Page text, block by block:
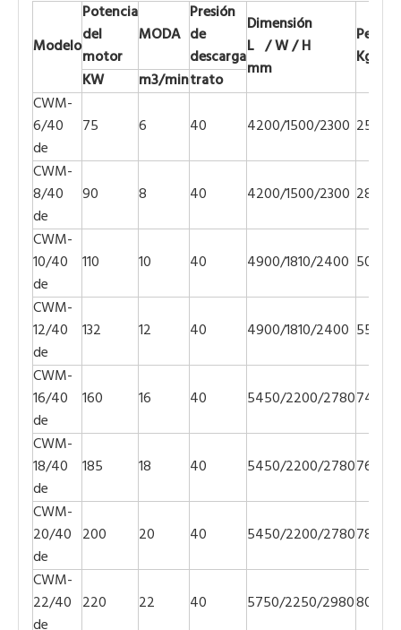
Modelo
Potencia
del
motor
MODA
Presión
de
descarga
Dimensión
L / W / H
mm
Peso
Kg
KW
m3/mintrato
CWM-
6/40
de
75 6 40 4200/1500/2300 2500
CWM-
8/40
de
90 8 40 4200/1500/2300 2800
CWM-
10/40
de
110 10 40 4900/1810/2400 5000
CWM-
12/40
de
132 12 40 4900/1810/2400 5500
CWM-
16/40
de
160 16 40 5450/2200/27807400
CWM-
18/40
de
185 18 40 5450/2200/27807600
CWM-
20/40
de
200 20 40 5450/2200/27807800
CWM-
22/40 220 22 40 5750/2250/29808000